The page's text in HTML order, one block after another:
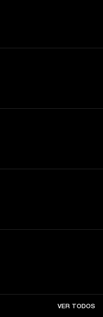
VER TODOS